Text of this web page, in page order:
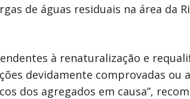
de águas residuais na área da
à renaturalização e
devidamente comprovadas
dos agregados em causa”,